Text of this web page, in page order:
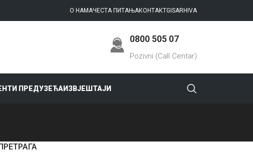
О НАМАЧЕСТА ПИТАЊАКОНТАКТGISARHIVA
0800 505 07
Pozivni (Call Centar)
ПРЕДУЗЕЋАИЗВЈЕШТАЈИ